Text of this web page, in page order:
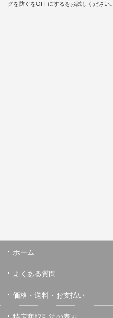
グを防ぐをOFFにするをお試しください。
ホーム
よくある質問
価格・送料・お支払い